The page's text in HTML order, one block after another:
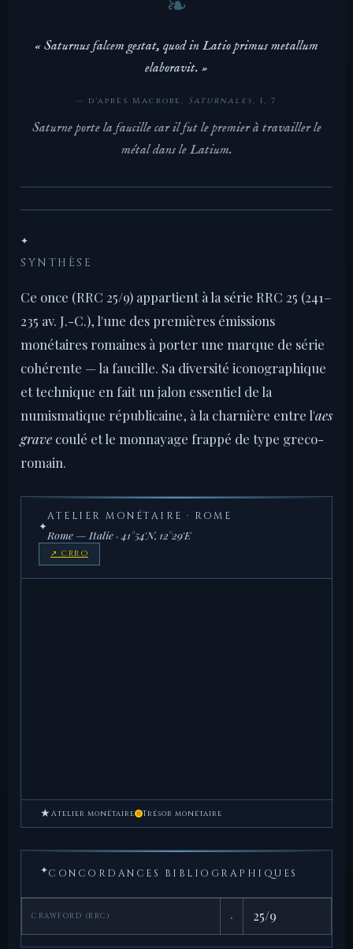
« Saturnus falcem gestat, quod in Latio primus metallum
elaboravit. »
— d'après Macrobe, Saturnales, I, 7
Saturne porte la faucille car il fut le premier à travailler le
métal dans le Latium.
✦
SYNTHÈSE
Ce once (RRC 25/9) appartient à la série RRC 25 (241–
235 av. J.-C.), l'une des premières émissions
monétaires romaines à porter une marque de série
cohérente — la faucille. Sa diversité iconographique
et technique en fait un jalon essentiel de la
numismatique républicaine, à la charnière entre l'aes
grave coulé et le monnayage frappé de type greco-
romain.
✦
ATELIER MONÉTAIRE · ROME
Rome — Italie · 41°54'N, 12°29'E
↗ CRRO
★ Atelier monétaire Trésor monétaire
✦CONCORDANCES BIBLIOGRAPHIQUES
CRAWFORD (RRC) · 25/9